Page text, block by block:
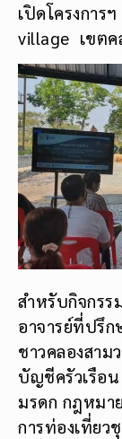
เปิดโครงการ
village เขตค
สำหรับกิจกรร
อาจารย์ที่ปรึ
ชาวคลองสาม
บัญชีครัวเรือ
มรดก กฎหมา
การท่องเที่ย